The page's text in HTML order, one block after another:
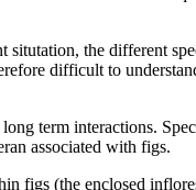
the different
difficult to
term interactions.
associated with figs.
figs (the enclosed